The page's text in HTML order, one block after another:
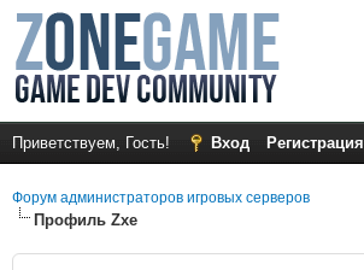
Приветствуем, Гость! Вход Регистрация
Форум администраторов игровых серверов
Профиль Zxe